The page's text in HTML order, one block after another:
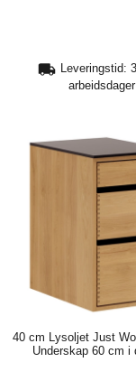
Leveringstid:
arbeidsdager
40 cm Lysoljet Just
Underskap 60 cm i